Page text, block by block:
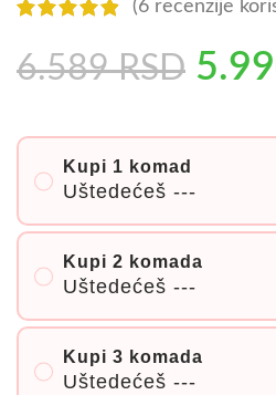
(6 recenzije
6.589RSD
Kupi 1 komad
Uštedećeš ---
Kupi 2 komada
Uštedećeš ---
Kupi 3 komada
Uštedećeš ---